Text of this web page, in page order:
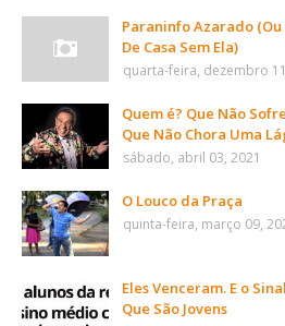
Paraninfo Azarado
De Casa Sem Ela)
quarta-feira, dezembro
Quem é? Que Não
Que Não Chora Uma
sábado, abril 03, 2021
O Louco da Praça
quinta-feira, março 09,
Eles Venceram. E o
Que São Jovens